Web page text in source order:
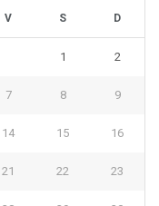
V S D
1 2
7 8 9
14 15 16
21 22 23